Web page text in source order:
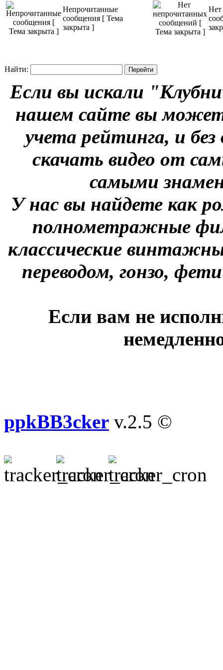
Непрочитанные
сообщения [ Тема
закрыта ]
Нет
Найти:
Если вы искали
нашем сайте вы
учета рейтинга, и
скачать видео от
самыми
У нас вы найдете как
полнометражные
классические
переводом, гонзо,
Если вам не
ppkBB3cker v.2.5 ©